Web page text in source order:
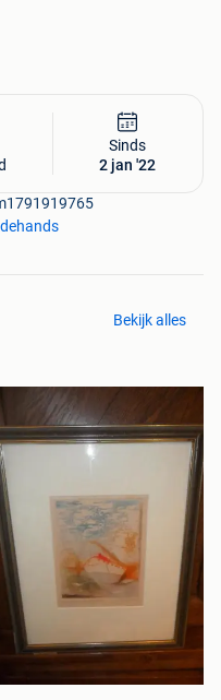
Sinds
2 jan '22
Bekijk alles